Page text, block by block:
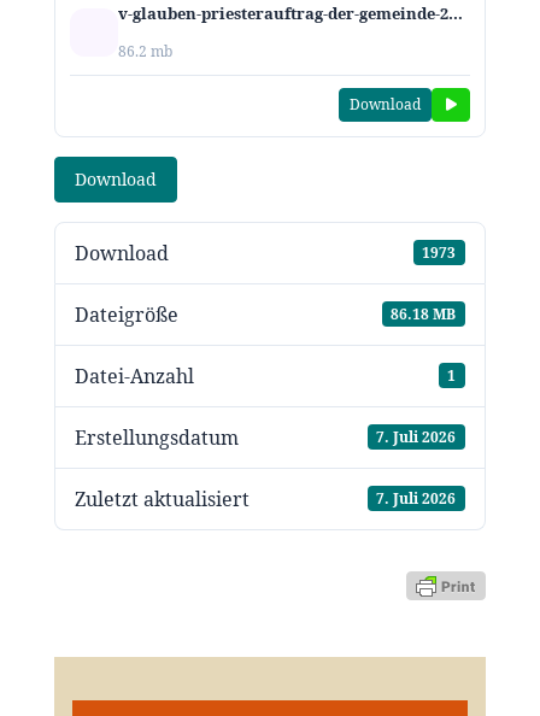
Download
Download 1973
Dateigröße 86.18 MB
Datei-Anzahl 1
Erstellungsdatum 7. Juli 2026
Zuletzt aktualisiert 7. Juli 2026
v-glauben-priesterauftrag-der-gemeinde-2026.mp3
86.2 mb
Download